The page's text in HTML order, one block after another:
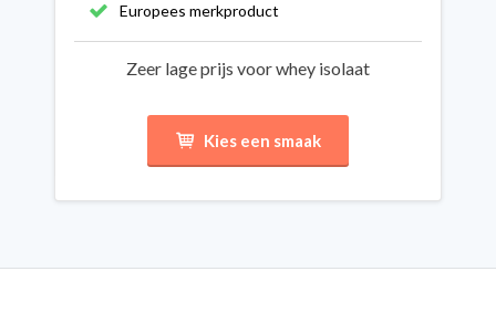
Europees merkproduct
Zeer lage prijs voor whey isolaat
Kies een smaak